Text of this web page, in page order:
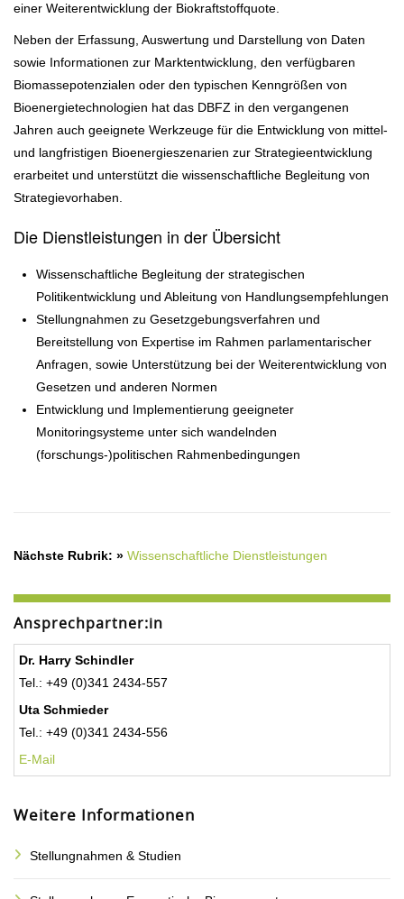
einer Weiterentwicklung der Biokraftstoffquote.
Neben der Erfassung, Auswertung und Darstellung von Daten
sowie Informationen zur Marktentwicklung, den verfügbaren
Biomassepotenzialen oder den typischen Kenngrößen von
Bioenergietechnologien hat das DBFZ in den vergangenen
Jahren auch geeignete Werkzeuge für die Entwicklung von mittel-
und langfristigen Bioenergieszenarien zur Strategieentwicklung
erarbeitet und unterstützt die wissenschaftliche Begleitung von
Strategievorhaben.
Die Dienstleistungen in der Übersicht
Wissenschaftliche Begleitung der strategischen
Politikentwicklung und Ableitung von Handlungsempfehlungen
Stellungnahmen zu Gesetzgebungsverfahren und
Bereitstellung von Expertise im Rahmen parlamentarischer
Anfragen, sowie Unterstützung bei der Weiterentwicklung von
Gesetzen und anderen Normen
Entwicklung und Implementierung geeigneter
Monitoringsysteme unter sich wandelnden
(forschungs-)politischen Rahmenbedingungen
Nächste Rubrik: » Wissenschaftliche Dienstleistungen
Ansprechpartner:in
Dr. Harry Schindler
Tel.: +49 (0)341 2434-557
Uta Schmieder
Tel.: +49 (0)341 2434-556
E-Mail
Weitere Informationen
Stellungnahmen & Studien